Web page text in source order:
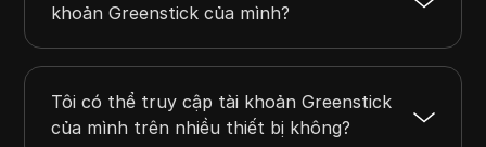
khoản Greenstick của mình?
Tôi có thể truy cập tài khoản Greenstick
của mình trên nhiều thiết bị không?